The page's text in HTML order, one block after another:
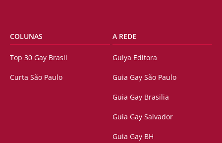
COLUNAS
Top 30 Gay Brasil
Curta São Paulo
A REDE
Guiya Editora
Guia Gay São Paulo
Guia Gay Brasilia
Guia Gay Salvador
Guia Gay BH